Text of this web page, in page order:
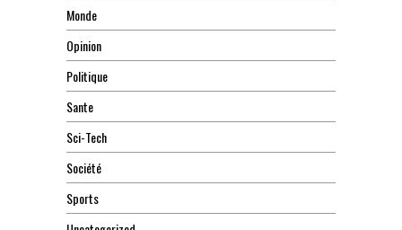
Monde
Opinion
Politique
Sante
Sci-Tech
Société
Sports